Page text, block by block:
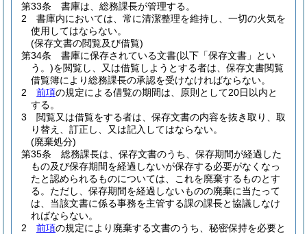
第33条
書庫は、総務課長が管理する。
2
書庫内においては、常に清潔整理を維持し、一切の火気を
使用してはならない。
(保存文書の閲覧及び借覧)
第34条
書庫に保存されている文書(以下「保存文書」とい
う。)を閲覧し、又は借覧しようとする者は、保存文書閲覧
借覧簿により総務課長の承認を受けなければならない。
2
前項の規定による借覧の期間は、原則として20日以内と
する。
3
閲覧又は借覧をする者は、保存文書の内容を抜き取り、取
り替え、訂正し、又は記入してはならない。
(廃棄処分)
第35条
総務課長は、保存文書のうち、保存期間が経過した
もの及び保存期間を経過しないが保存する必要がなくなっ
たと認められるものについては、これを廃棄するものとす
る。 ただし、保存期間を経過しないものの廃棄に当たって
は、当該文書に係る事務を主管する課の課長と協議しなけ
ればならない。
2
前項の規定により廃棄する文書のうち、秘密保持を必要と